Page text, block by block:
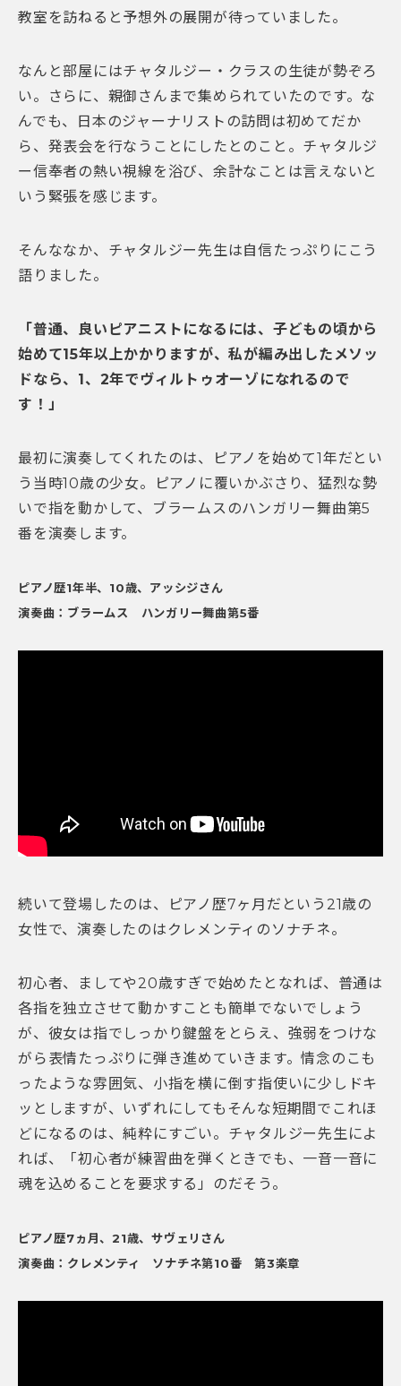
教室を訪ねると予想外の展開が待っていました。
なんと部屋にはチャタルジー・クラスの生徒が勢ぞろ
い。さらに、親御さんまで集められていたのです。な
んでも、日本のジャーナリストの訪問は初めてだか
ら、発表会を行なうことにしたとのこと。チャタルジ
ー信奉者の熱い視線を浴び、余計なことは言えないと
いう緊張を感じます。
そんななか、チャタルジー先生は自信たっぷりにこう
語りました。
「普通、良いピアニストになるには、子どもの頃から
始めて15年以上かかりますが、私が編み出したメソッ
ドなら、1、2年でヴィルトゥオーゾになれるので
す！」
最初に演奏してくれたのは、ピアノを始めて1年だとい
う当時10歳の少女。ピアノに覆いかぶさり、猛烈な勢
いで指を動かして、ブラームスのハンガリー舞曲第5
番を演奏します。
ピアノ歴1年半、10歳、アッシジさん
演奏曲：ブラームス ハンガリー舞曲第5番
続いて登場したのは、ピアノ歴7ヶ月だという21歳の
女性で、演奏したのはクレメンティのソナチネ。
初心者、ましてや20歳すぎで始めたとなれば、普通は
各指を独立させて動かすことも簡単でないでしょう
が、彼女は指でしっかり鍵盤をとらえ、強弱をつけな
がら表情たっぷりに弾き進めていきます。情念のこも
ったような雰囲気、小指を横に倒す指使いに少しドキ
ッとしますが、いずれにしてもそんな短期間でこれほ
どになるのは、純粋にすごい。チャタルジー先生によ
れば、「初心者が練習曲を弾くときでも、一音一音に
魂を込めることを要求する」のだそう。
ピアノ歴7ヵ月、21歳、サヴェリさん
演奏曲：クレメンティ ソナチネ第10番 第3楽章